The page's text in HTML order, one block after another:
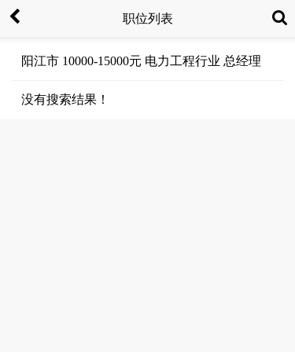
职位列表
阳江市 10000-15000元 电力工程行业 总经理
没有搜索结果！